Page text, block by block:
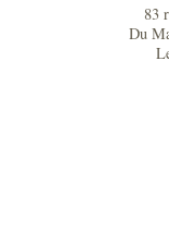
83
Du